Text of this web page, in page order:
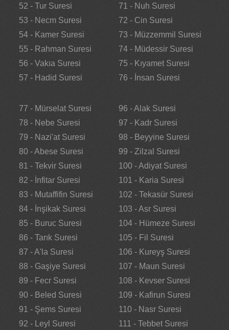
52 - Tur Suresi
53 - Necm Suresi
54 - Kamer Suresi
55 - Rahman Suresi
56 - Vakıa Suresi
57 - Hadid Suresi
71 - Nuh Suresi
72 - Cin Suresi
73 - Müzzemmil Suresi
74 - Müdessir Suresi
75 - Kıyamet Suresi
76 - İnsan Suresi
77 - Mürselat Suresi
78 - Nebe Suresi
79 - Nazi'at Suresi
80 - Abese Suresi
81 - Tekvir Suresi
82 - İnfitar Suresi
83 - Mutaffifin Suresi
84 - İnşikak Suresi
85 - Buruc Suresi
86 - Tarık Suresi
87 - A'la Suresi
88 - Gaşiye Suresi
89 - Fecr Suresi
90 - Beled Suresi
91 - Şems Suresi
92 - Leyl Suresi
96 - Alak Suresi
97 - Kadr Suresi
98 - Beyyine Suresi
99 - Zilzal Suresi
100 - Adiyat Suresi
101 - Karia Suresi
102 - Tekasür Suresi
103 - Asr Suresi
104 - Hümeze Suresi
105 - Fil Suresi
106 - Kureyş Suresi
107 - Maun Suresi
108 - Kevser Suresi
109 - Kafirun Suresi
110 - Nasr Suresi
111 - Tebbet Suresi